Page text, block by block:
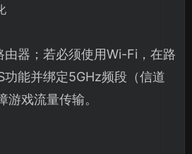
由器；若必须使用Wi-Fi，在路
功能并绑定5GHz频段（信道
戏流量传输。